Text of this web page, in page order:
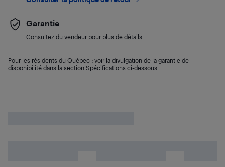
Garantie
Consultez du vendeur pour plus de détails.
Pour les résidents du Québec : voir la divulgation de la garantie de
disponibilité dans la section Spécifications ci-dessous.